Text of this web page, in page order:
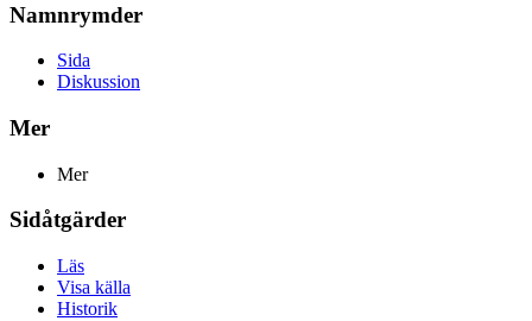
Namnrymder
Sida
Diskussion
Mer
Mer
Sidåtgärder
Läs
Visa källa
Historik